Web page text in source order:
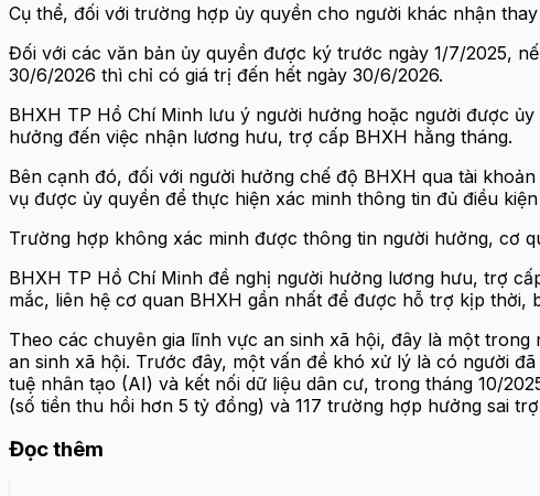
Cụ thể, đối với trường hợp ủy quyền cho người khác nhận
Đối với các văn bản ủy quyền được ký trước ngày 1/7/2025,
30/6/2026 thì chỉ có giá trị đến hết ngày 30/6/2026.
BHXH TP Hồ Chí Minh lưu ý người hưởng hoặc người được
hưởng đến việc nhận lương hưu, trợ cấp BHXH hằng tháng.
Bên cạnh đó, đối với người hưởng chế độ BHXH qua tài
vụ được ủy quyền để thực hiện xác minh thông tin đủ điều
Trường hợp không xác minh được thông tin người hưởng, cơ
BHXH TP Hồ Chí Minh đề nghị người hưởng lương hưu, trợ
mắc, liên hệ cơ quan BHXH gần nhất để được hỗ trợ kịp thời,
Theo các chuyên gia lĩnh vực an sinh xã hội, đây là một
an sinh xã hội. Trước đây, một vấn đề khó xử lý là có người
tuệ nhân tạo (AI) và kết nối dữ liệu dân cư, trong tháng 10/
(số tiền thu hồi hơn 5 tỷ đồng) và 117 trường hợp hưởng sai
Đọc thêm